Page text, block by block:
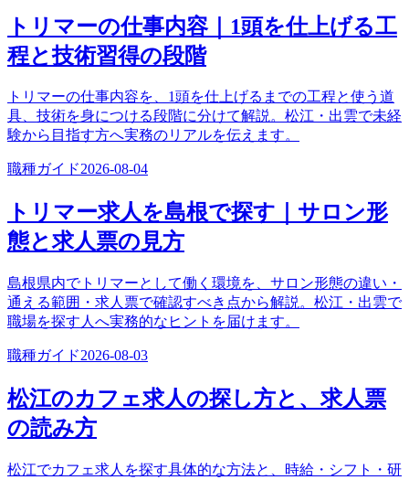
トリマーの仕事内容｜1頭を仕上げる工
程と技術習得の段階
トリマーの仕事内容を、1頭を仕上げるまでの工程と使う道
具、技術を身につける段階に分けて解説。松江・出雲で未経
験から目指す方へ実務のリアルを伝えます。
職種ガイド2026-08-04
トリマー求人を島根で探す｜サロン形
態と求人票の見方
島根県内でトリマーとして働く環境を、サロン形態の違い・
通える範囲・求人票で確認すべき点から解説。松江・出雲で
職場を探す人へ実務的なヒントを届けます。
職種ガイド2026-08-03
松江のカフェ求人の探し方と、求人票
の読み方
松江でカフェ求人を探す具体的な方法と、時給・シフト・研